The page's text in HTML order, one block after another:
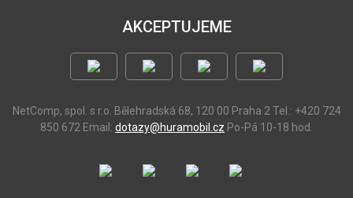
AKCEPTUJEME
NetComp, spol. s r.o. Bělehradská 68, 120 00 Praha 2 Tel.: +420 724
850 672 Email: dotazy@huramobil.cz Po-Pá 10-18 hod.